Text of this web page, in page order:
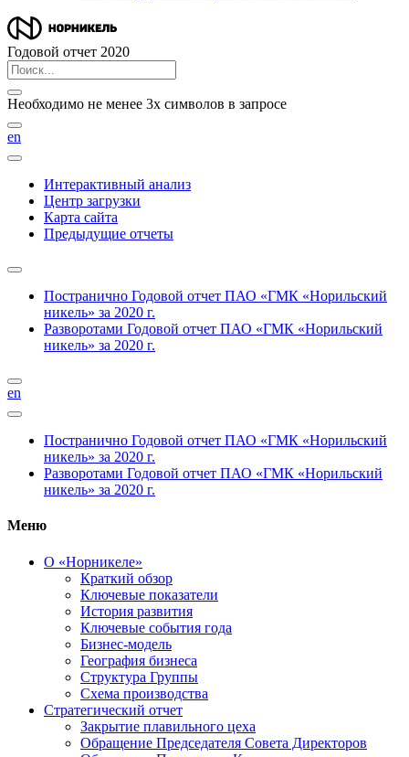
Годовой отчет 2020
Необходимо не менее 3х символов в запросе
en
Интерактивный анализ
Центр загрузки
Карта сайта
Предыдущие отчеты
Постранично Годовой отчет ПАО «ГМК «Норильский
никель» за 2020 г.
Разворотами Годовой отчет ПАО «ГМК «Норильский
никель» за 2020 г.
en
Постранично Годовой отчет ПАО «ГМК «Норильский
никель» за 2020 г.
Разворотами Годовой отчет ПАО «ГМК «Норильский
никель» за 2020 г.
Меню
О «Норникеле»
Краткий обзор
Ключевые показатели
История развития
Ключевые события года
Бизнес-модель
География бизнеса
Структура Группы
Схема производства
Стратегический отчет
Закрытие плавильного цеха
Обращение Председателя Совета Директоров